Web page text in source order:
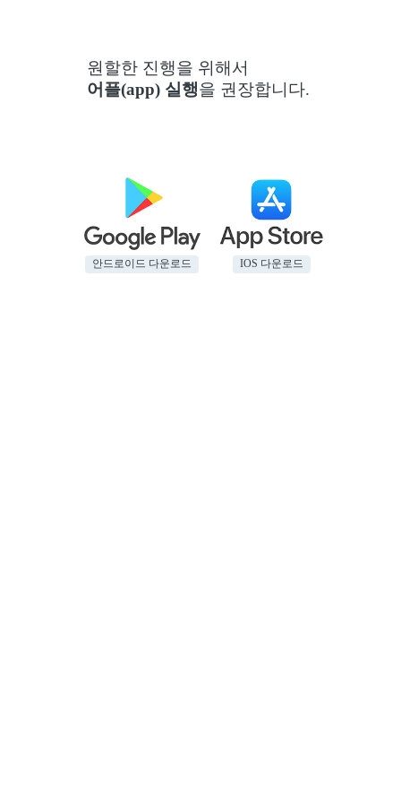
원할한 진행을 위해서
어플(app) 실행을 권장합니다.
안드로이드 다운로드 IOS 다운로드